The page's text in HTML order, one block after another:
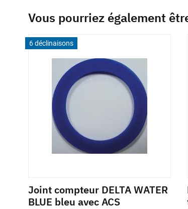
Vous pourriez également
6 déclinaisons
Joint compteur DELTA WATER
BLUE bleu avec ACS